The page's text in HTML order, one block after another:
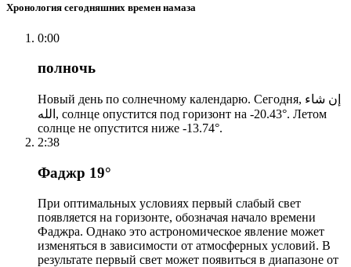
Хронология сегодняшних времен намаза
0:00
полночь
Новый день по солнечному календарю. Сегодня, إن شاء
الله, солнце опустится под горизонт на -20.43°. Летом
солнце не опустится ниже -13.74°.
2:38
Фаджр 19°
При оптимальных условиях первый слабый свет
появляется на горизонте, обозначая начало времени
Фаджра. Однако это астрономическое явление может
изменяться в зависимости от атмосферных условий. В
результате первый свет может появиться в диапазоне от